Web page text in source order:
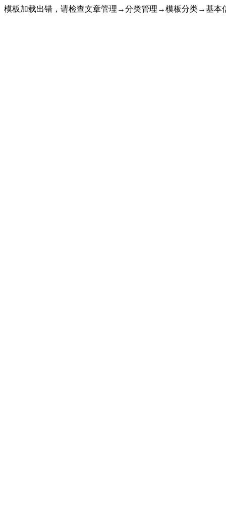
模板加载出错，请检查文章管理→分类管理→模板分类→基本